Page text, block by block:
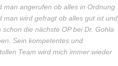
man angerufen ob alles in Ordnung
man wird gefragt ob alles gut ist und
die nächste OP bei Dr. Gohla
Sein kompetentes und
Team wird mich immer wieder